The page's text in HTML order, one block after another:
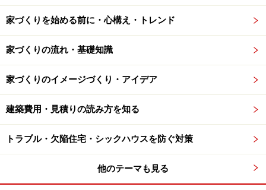
建築家を上手く利用しよう
近年はインターネットの普及によってたくさんの情報を
容易に探し出すことができるようになり、施主も積極的
に家づくりに参加するようになってきました。しかしな
がらその情報を有効に使えなくて結局はチグハグにな
く見受けられます。
家づくりを始める前に・心構え・トレンド
家づくりの流れ・基礎知識
家づくりのイメージづくり・アイデア
建築費用・見積りの読み方を知る
トラブル・欠陥住宅・シックハウスを防ぐ対策
他のテーマも見る